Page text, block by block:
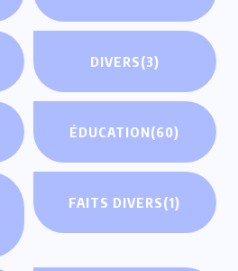
DIVERS(3)
ÉDUCATION(60)
FAITS DIVERS(1)